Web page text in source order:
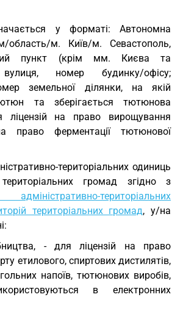
у форматі: Автономна
область/м. Київ/м. Севастополь,
пункт (крім мм. Києва та
вулиця, номер будинку/офісу;
земельної ділянки, на якій
та зберігається тютюнова
ліцензій на право вирощування
ферментації тютюнової
територіальних одиниць
громад згідно з
територіальних
територіальних громад, у/на
- для ліцензій на право
етилового, спиртових дистилятів,
напоїв, тютюнових виробів,
в електронних